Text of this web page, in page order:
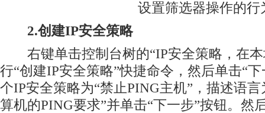
设置筛选器操作的行
2.创建IP安全策略
右键单击控制台树的“IP安全策略，在本
行“创建IP安全策略”快捷命令，然后单击“
个IP安全策略为“禁止PING主机”，描述语
算机的PING要求”并单击“下一步”按钮。然